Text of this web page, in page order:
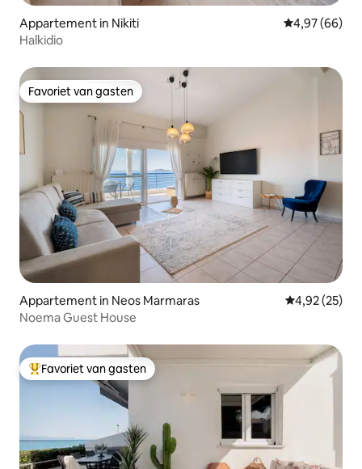
Appartement in Nikiti Gemiddelde
4,97 (66)
Halkidio
Favoriet van gasten
Favoriet van gasten
Appartement in Neos Marmaras Gemiddelde
4,92 (25)
Noema Guest House
Topfavoriet van gasten
Favoriet van gasten